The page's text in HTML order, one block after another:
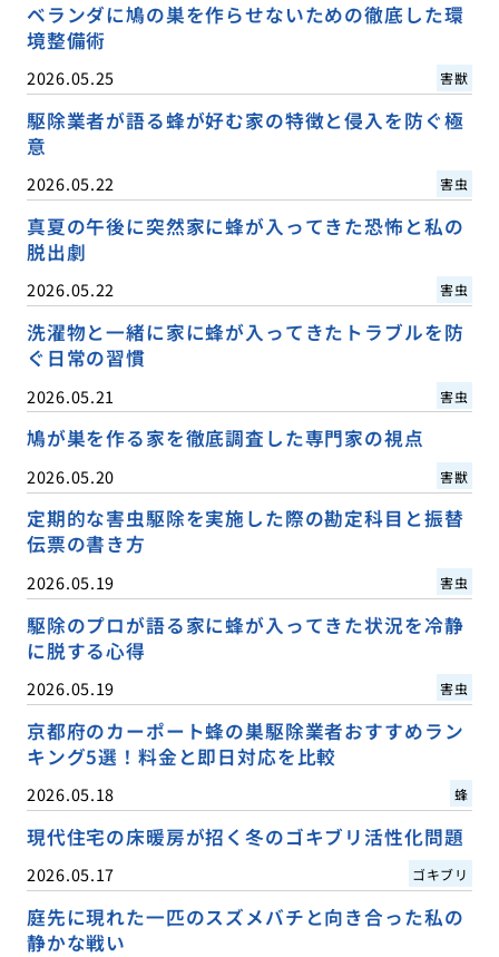
ベランダに鳩の巣を作らせないための徹底した環
境整備術
2026.05.25 害獣
駆除業者が語る蜂が好む家の特徴と侵入を防ぐ極
意
2026.05.22 害虫
真夏の午後に突然家に蜂が入ってきた恐怖と私の
脱出劇
2026.05.22 害虫
洗濯物と一緒に家に蜂が入ってきたトラブルを防
ぐ日常の習慣
2026.05.21 害虫
鳩が巣を作る家を徹底調査した専門家の視点
2026.05.20 害獣
定期的な害虫駆除を実施した際の勘定科目と振替
伝票の書き方
2026.05.19 害虫
駆除のプロが語る家に蜂が入ってきた状況を冷静
に脱する心得
2026.05.19 害虫
京都府のカーポート蜂の巣駆除業者おすすめラン
キング5選！料金と即日対応を比較
2026.05.18 蜂
現代住宅の床暖房が招く冬のゴキブリ活性化問題
2026.05.17 ゴキブリ
庭先に現れた一匹のスズメバチと向き合った私の
静かな戦い